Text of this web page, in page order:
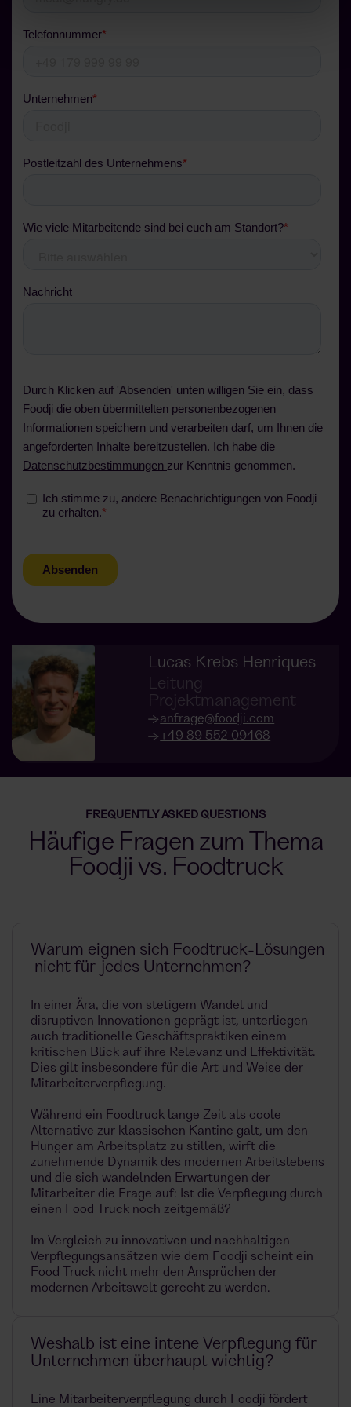
Lucas Krebs Henriques
Leitung
Projektmanagement
anfrage@foodji.com
+49 89 552 09468
FREQUENTLY ASKED QUESTIONS
Häufige Fragen zum Thema
Foodji vs. Foodtruck
Warum eignen sich Foodtruck-Lösungen
nicht für jedes Unternehmen?
In einer Ära, die von stetigem Wandel und
disruptiven Innovationen geprägt ist, unterliegen
auch traditionelle Geschäftspraktiken einem
kritischen Blick auf ihre Relevanz und Effektivität.
Dies gilt insbesondere für die Art und Weise der
Mitarbeiterverpflegung.
Während ein Foodtruck lange Zeit als coole
Alternative zur klassischen Kantine galt, um den
Hunger am Arbeitsplatz zu stillen, wirft die
zunehmende Dynamik des modernen Arbeitslebens
und die sich wandelnden Erwartungen der
Mitarbeiter die Frage auf: Ist die Verpflegung durch
einen Food Truck noch zeitgemäß?
Im Vergleich zu innovativen und nachhaltigen
Verpflegungsansätzen wie dem Foodji scheint ein
Food Truck nicht mehr den Ansprüchen der
modernen Arbeitswelt gerecht zu werden.
Weshalb ist eine intene Verpflegung für
Unternehmen überhaupt wichtig?
Eine Mitarbeiterverpflegung durch Foodji fördert